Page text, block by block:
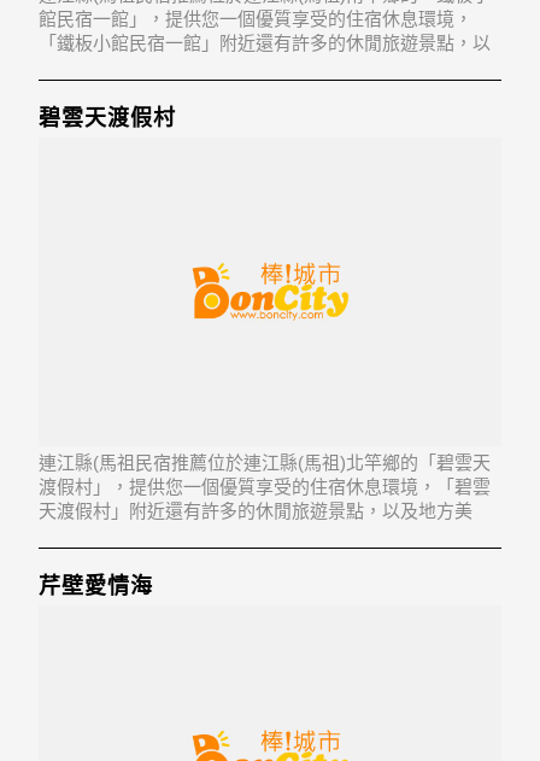
館民宿一館」，提供您一個優質享受的住宿休息環境，
「鐵板小館民宿一館」附近還有許多的休閒旅遊景點，以
碧雲天渡假村
連江縣(馬祖民宿推薦位於連江縣(馬祖)北竿鄉的「碧雲天
渡假村」，提供您一個優質享受的住宿休息環境，「碧雲
天渡假村」附近還有許多的休閒旅遊景點，以及地方美
芹壁愛情海